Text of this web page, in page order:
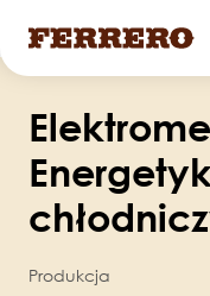
treści
Produkcja